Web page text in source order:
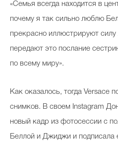
«Семья всегда находится в
почему я так сильно люблю
прекрасно иллюстрируют
передают это послание
по всему миру».
Как оказалось, тогда Versace
снимков. В своем Instagram
новый кадр из фотосессии с
Беллой и Джиджи и подписала